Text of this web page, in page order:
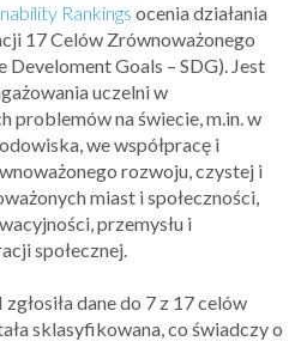
Rankings ocenia działania
17 Celów Zrównoważonego
Goals – SDG). Jest
uczelni w
problemów na świecie, m.in. w
we współpracę i
rozwoju, czystej i
miast i społeczności,
przemysłu i
społecznej.
dane do 7 z 17 celów
sklasyfikowana, co świadczy o